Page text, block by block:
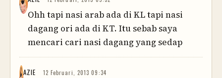
Ohh tapi nasi arab ada di KL tapi nasi
dagang ori ada di KT. Itu sebab saya
mencari cari nasi dagang yang sedap
AZIE 12 Februari, 2013 09:34